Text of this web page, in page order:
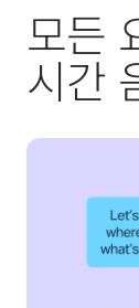
모든
시간